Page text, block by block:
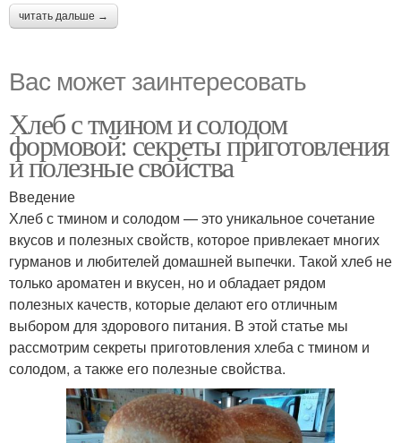
читать дальше →
Вас может заинтересовать
Хлеб с тмином и солодом
формовой: секреты приготовления
и полезные свойства
Введение
Хлеб с тмином и солодом — это уникальное сочетание
вкусов и полезных свойств, которое привлекает многих
гурманов и любителей домашней выпечки. Такой хлеб не
только ароматен и вкусен, но и обладает рядом
полезных качеств, которые делают его отличным
выбором для здорового питания. В этой статье мы
рассмотрим секреты приготовления хлеба с тмином и
солодом, а также его полезные свойства.